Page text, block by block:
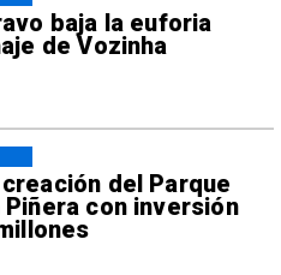
baja la euforia
de Vozinha
del Parque
con inversión